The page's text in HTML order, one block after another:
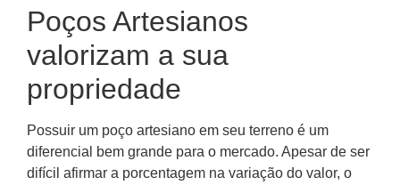
Poços Artesianos
valorizam a sua
propriedade
Possuir um poço artesiano em seu terreno é um
diferencial bem grande para o mercado. Apesar de ser
difícil afirmar a porcentagem na variação do valor, o